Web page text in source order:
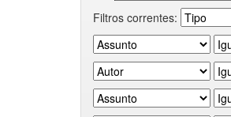
Filtros correntes: